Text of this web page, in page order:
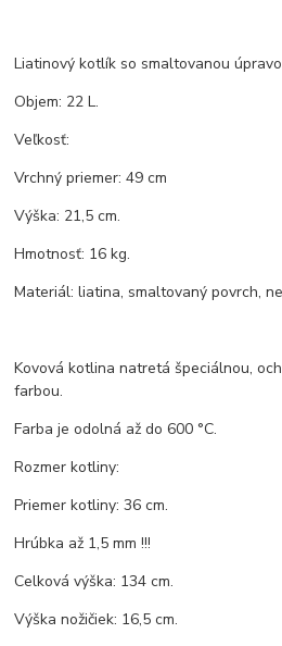
Liatinový kotlík so smaltovanou
Objem: 22 L.
Veľkosť:
Vrchný priemer: 49 cm
Výška: 21,5 cm.
Hmotnosť: 16 kg.
Materiál: liatina, smaltovaný povrch,
Kovová kotlina natretá špeciálnou,
farbou.
Farba je odolná až do 600 °C.
Rozmer kotliny:
Priemer kotliny: 36 cm.
Hrúbka až 1,5 mm !!!
Celková výška: 134 cm.
Výška nožičiek: 16,5 cm.